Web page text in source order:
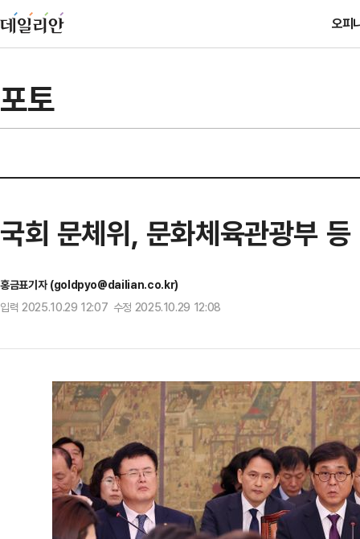
오피
포토
국회 문체위, 문화체육관광부
홍금표기자 (goldpyo@dailian.co.kr)
입력 2025.10.29 12:07 수정 2025.10.29 12:08